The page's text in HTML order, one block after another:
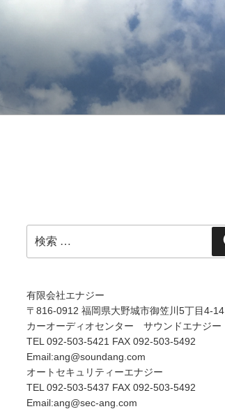
索:
有限会社エナジー
〒816-0912 福岡県大野城市御笠川5丁目4-14
カーオーディオセンター サウンドエナジー
TEL 092-503-5421 FAX 092-503-5492
Email:ang@soundang.com
オートセキュリティーエナジー
TEL 092-503-5437 FAX 092-503-5492
Email:ang@sec-ang.com